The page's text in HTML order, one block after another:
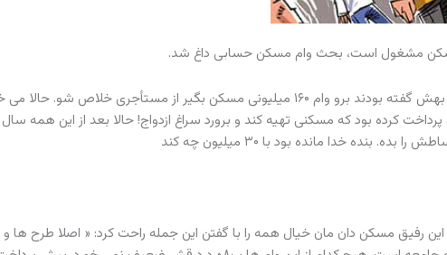
مسکن مشغول است، بحث وام مسکن حسابی داغ شد.
یکی دنبال خانه می گشت و اجاره ها کلافه اش کرده بود، بهش گفته بودند برو وام ۱۶۰ میلیونی مسکن بگیر از مستأجری خلاص
کرده بود که مسکنی تهیه کند و برورد سراغ ازدواج! حالا بعد از این همه
رفیق مسکن دان مان خیال همه را با گفتن این جمله راحت کرد: « اصلا طرح